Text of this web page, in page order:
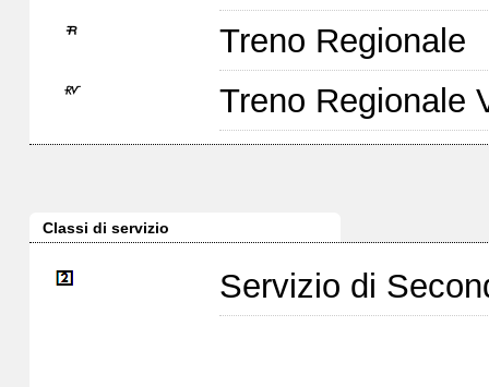
Treno Regionale
Treno Regionale
Classi di servizio
Servizio di